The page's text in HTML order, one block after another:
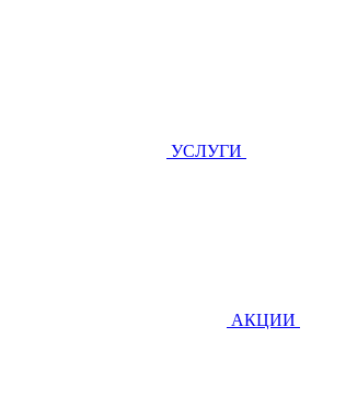
УСЛУГИ
АКЦИИ